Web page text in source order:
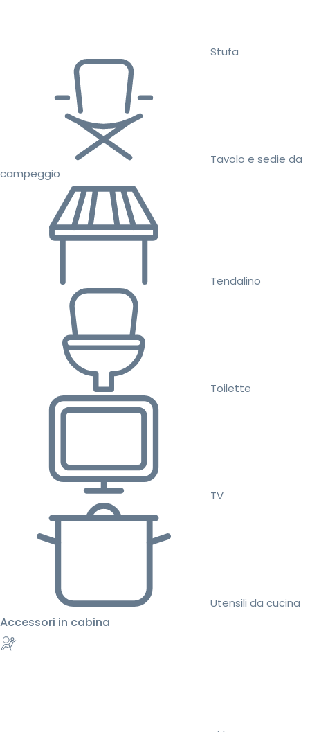
Stufa
Tavolo e sedie da
campeggio
Tendalino
Toilette
TV
Utensili da cucina
Accessori in cabina